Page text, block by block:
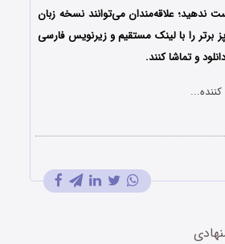
ندهید؛ علاقه‌مندان می‌توانند نسخه زبان
برتر را با لینک مستقیم و زیرنویس فارسی
و تماشا کنند.